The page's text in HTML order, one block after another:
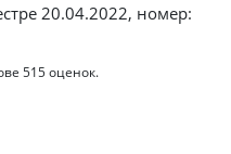
20.04.2022, номер:
515оценок.